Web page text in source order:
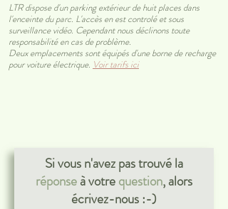
LTR dispose d'un parking extérieur de huit places dans
l'enceinte du parc. L'accès en est controlé et sous
surveillance vidéo. Cependant nous déclinons toute
responsabilité en cas de problème.
Deux emplacements sont équipés d'une borne de recharge
pour voiture électrique. Voir tarifs ici
Si vous n'avez pas trouvé la
réponseà votrequestion, alors
écrivez-nous :-)